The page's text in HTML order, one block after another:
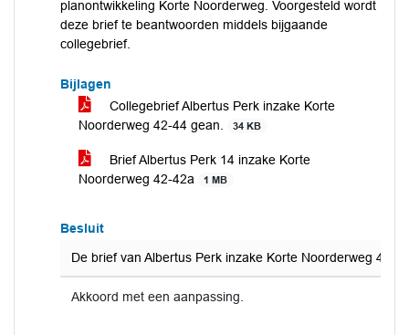
planontwikkeling Korte Noorderweg. Voorgesteld wordt
deze brief te beantwoorden middels bijgaande
collegebrief.
Bijlagen
Collegebrief Albertus Perk inzake Korte
Noorderweg 42-44 gean.
34 KB
Brief Albertus Perk 14 inzake Korte
Noorderweg 42-42a
1 MB
Besluit
De brief van Albertus Perk inzake Korte Noorderweg 42-
Akkoord met een aanpassing.